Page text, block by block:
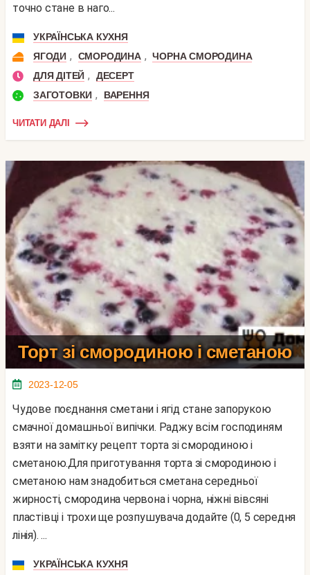
точно стане в наго...
УКРАЇНСЬКА КУХНЯ
ЯГОДИ , СМОРОДИНА , ЧОРНА СМОРОДИНА
ДЛЯ ДІТЕЙ ,
ДЕСЕРТ
ЗАГОТОВКИ , ВАРЕННЯ
ЧИТАТИ ДАЛІ
Торт зі смородиною і сметаною
2023-12-05
Чудове поєднання сметани і ягід стане запорукою
смачної домашньої випічки. Раджу всім господиням
взяти на замітку рецепт торта зі смородиною і
сметаною.Для приготування торта зі смородиною і
сметаною нам знадобиться сметана середньої
жирності, смородина червона і чорна, ніжні вівсяні
пластівці і трохи ще розпушувача додайте (0, 5 середня
лінія). ...
УКРАЇНСЬКА КУХНЯ